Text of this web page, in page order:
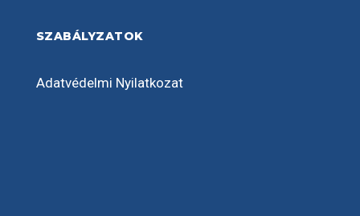
SZABÁLYZATOK
Adatvédelmi Nyilatkozat